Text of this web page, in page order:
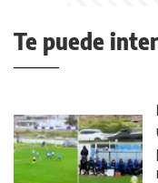
Te puede